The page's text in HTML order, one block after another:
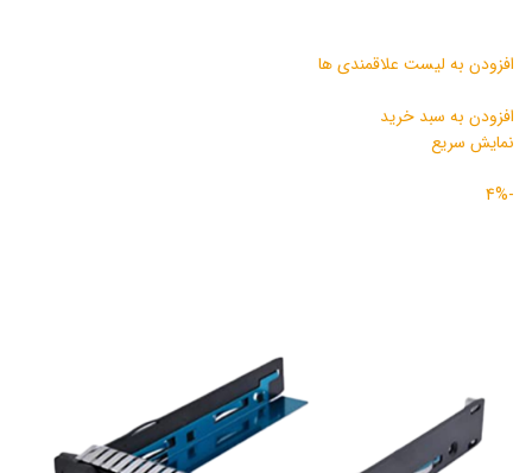
افزودن به لیست علاقمندی ها
افزودن به سبد خرید
نمایش سریع
-4%